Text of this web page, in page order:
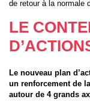
de retour à la normale
LE
Le nouveau plan
un renforcement de
autour de 4 grands